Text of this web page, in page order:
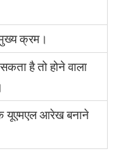
क्रम।
है तो होने वाला
यूएमएल आरेख बनाने